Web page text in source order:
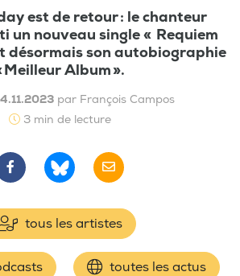
est de retour : le chanteur
un nouveau single « Requiem
désormais son autobiographie
Meilleur Album ».
par François Campos
3 min de lecture
tous les artistes
toutes les actus